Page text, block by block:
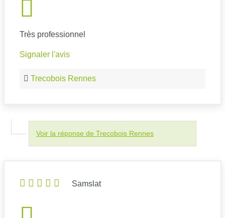
Très professionnel
Signaler l'avis
Trecobois Rennes
Voir la réponse de Trecobois Rennes
Samslat